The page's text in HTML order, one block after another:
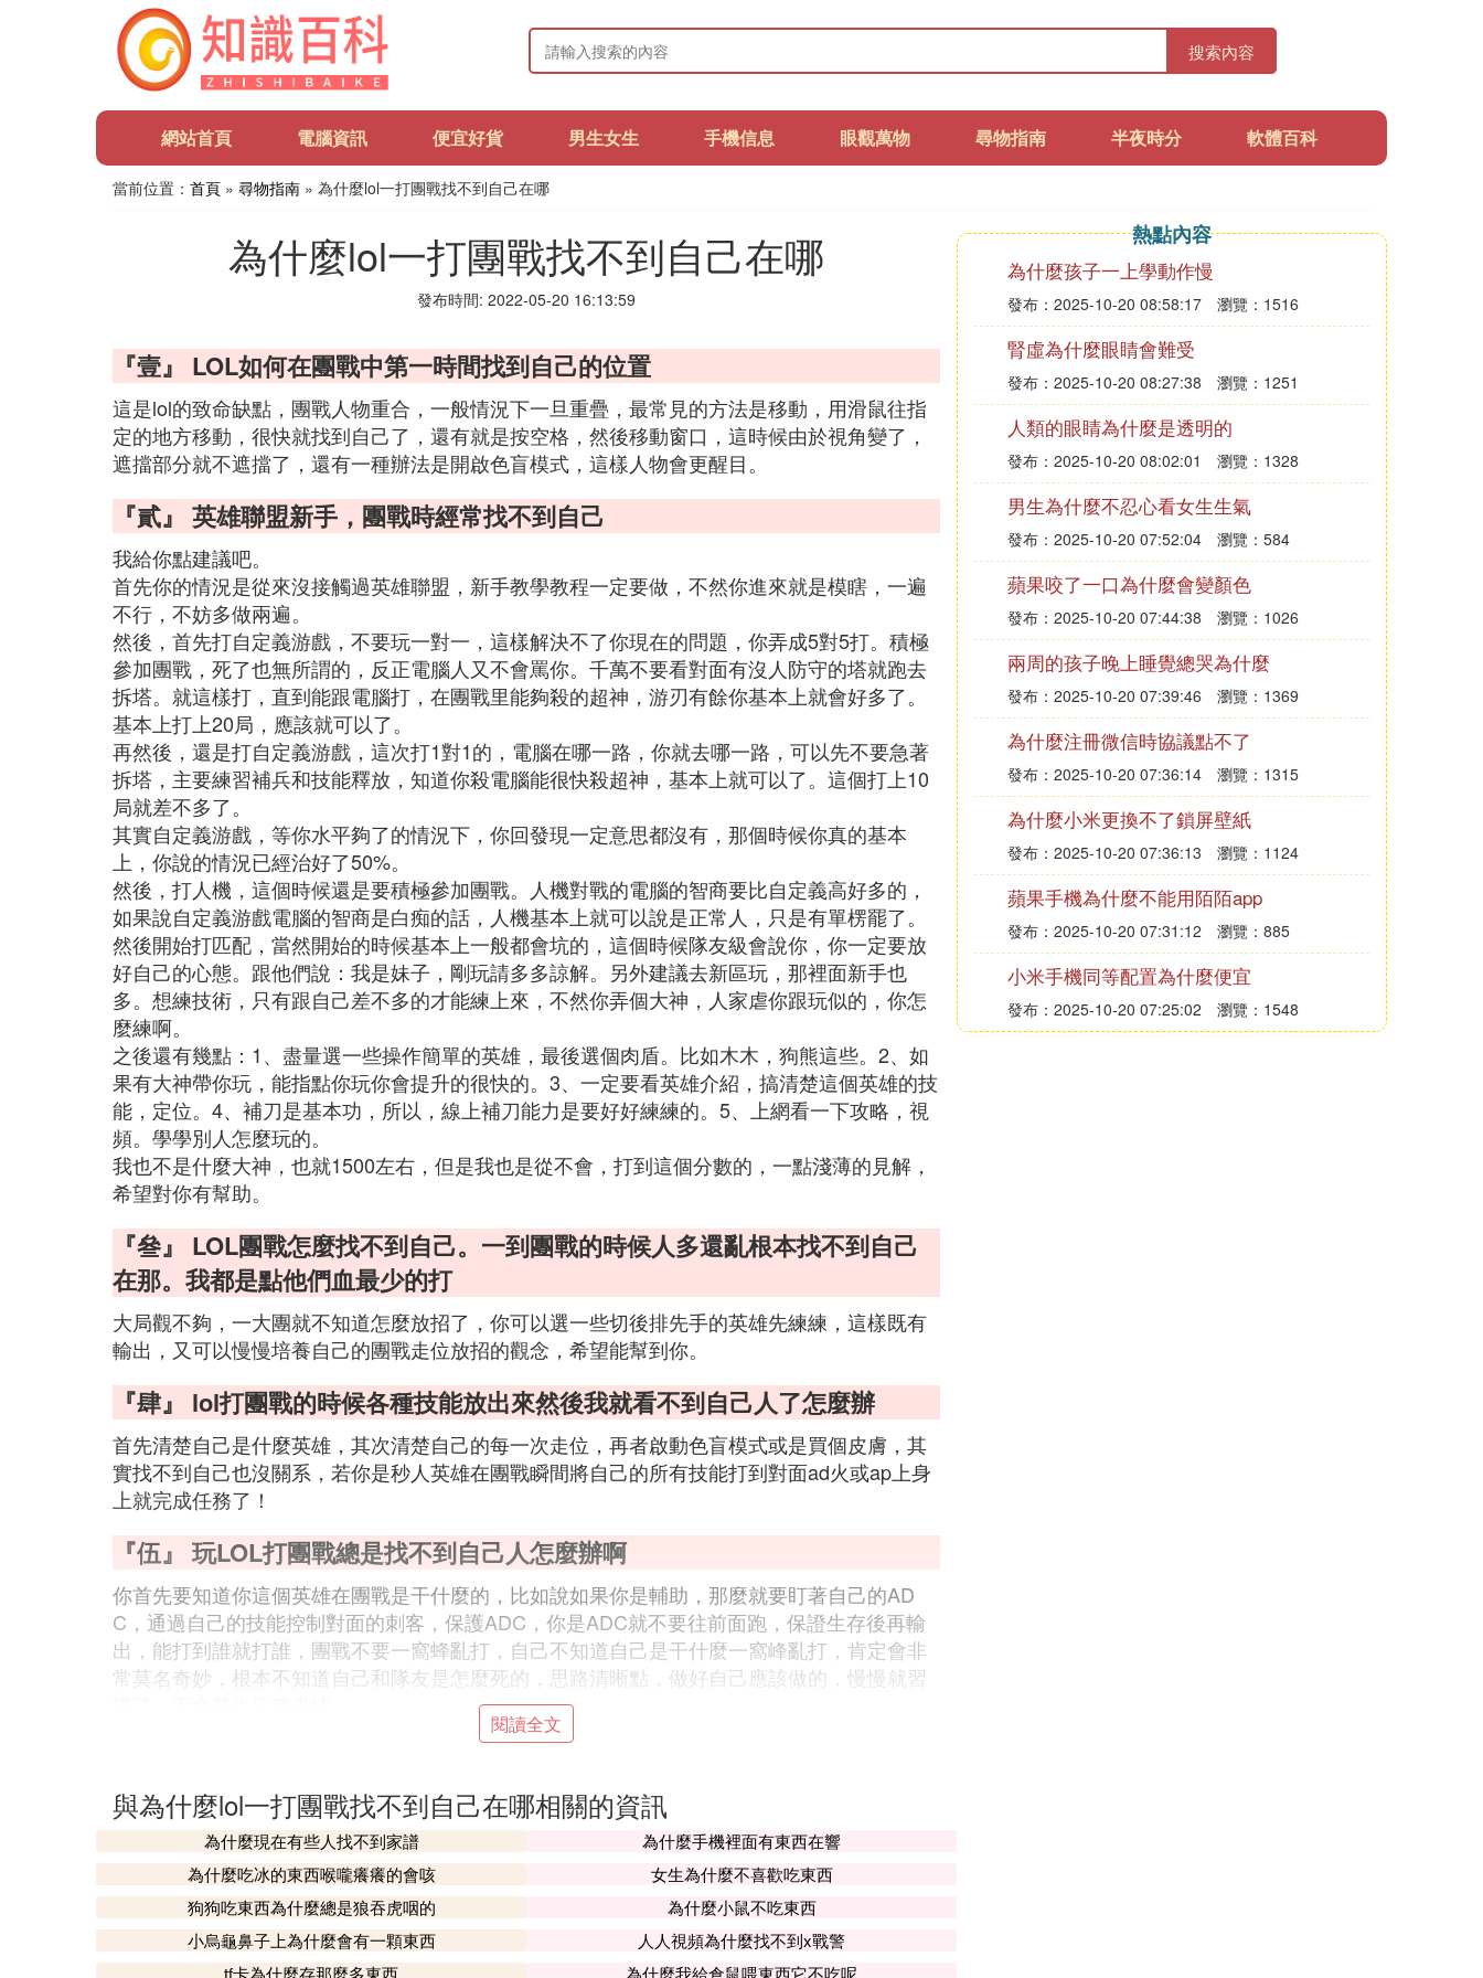
搜索內容
網站首頁 電腦資訊 便宜好貨 男生女生 手機信息 眼觀萬物 尋物指南 半夜時分 軟體百科
當前位置： 首頁 » 尋物指南 » 為什麼lol一打團戰找不到自己在哪
為什麼lol一打團戰找不到自己在哪
發布時間: 2022-05-20 16:13:59
『壹』 LOL如何在團戰中第一時間找到自己的位置
這是lol的致命缺點，團戰人物重合，一般情況下一旦重疊，最常見的方法是移動，用滑鼠往指
定的地方移動，很快就找到自己了，還有就是按空格，然後移動窗口，這時候由於視角變了，
遮擋部分就不遮擋了，還有一種辦法是開啟色盲模式，這樣人物會更醒目。
『貳』 英雄聯盟新手，團戰時經常找不到自己
我給你點建議吧。
首先你的情況是從來沒接觸過英雄聯盟，新手教學教程一定要做，不然你進來就是模瞎，一遍
不行，不妨多做兩遍。
然後，首先打自定義游戲，不要玩一對一，這樣解決不了你現在的問題，你弄成5對5打。積極
參加團戰，死了也無所謂的，反正電腦人又不會罵你。千萬不要看對面有沒人防守的塔就跑去
拆塔。就這樣打，直到能跟電腦打，在團戰里能夠殺的超神，游刃有餘你基本上就會好多了。
基本上打上20局，應該就可以了。
再然後，還是打自定義游戲，這次打1對1的，電腦在哪一路，你就去哪一路，可以先不要急著
拆塔，主要練習補兵和技能釋放，知道你殺電腦能很快殺超神，基本上就可以了。這個打上10
局就差不多了。
其實自定義游戲，等你水平夠了的情況下，你回發現一定意思都沒有，那個時候你真的基本
上，你說的情況已經治好了50%。
然後，打人機，這個時候還是要積極參加團戰。人機對戰的電腦的智商要比自定義高好多的，
如果說自定義游戲電腦的智商是白痴的話，人機基本上就可以說是正常人，只是有單楞罷了。
然後開始打匹配，當然開始的時候基本上一般都會坑的，這個時候隊友級會說你，你一定要放
好自己的心態。跟他們說：我是妹子，剛玩請多多諒解。另外建議去新區玩，那裡面新手也
多。想練技術，只有跟自己差不多的才能練上來，不然你弄個大神，人家虐你跟玩似的，你怎
麼練啊。
之後還有幾點：1、盡量選一些操作簡單的英雄，最後選個肉盾。比如木木，狗熊這些。2、如
果有大神帶你玩，能指點你玩你會提升的很快的。3、一定要看英雄介紹，搞清楚這個英雄的技
能，定位。4、補刀是基本功，所以，線上補刀能力是要好好練練的。5、上網看一下攻略，視
頻。學學別人怎麼玩的。
我也不是什麼大神，也就1500左右，但是我也是從不會，打到這個分數的，一點淺薄的見解，
希望對你有幫助。
『叄』 LOL團戰怎麼找不到自己。一到團戰的時候人多還亂根本找不到自己
在那。我都是點他們血最少的打
大局觀不夠，一大團就不知道怎麼放招了，你可以選一些切後排先手的英雄先練練，這樣既有
輸出，又可以慢慢培養自己的團戰走位放招的觀念，希望能幫到你。
『肆』 lol打團戰的時候各種技能放出來然後我就看不到自己人了怎麼辦
首先清楚自己是什麼英雄，其次清楚自己的每一次走位，再者啟動色盲模式或是買個皮膚，其
實找不到自己也沒關系，若你是秒人英雄在團戰瞬間將自己的所有技能打到對面ad火或ap上身
上就完成任務了！
『伍』 玩LOL打團戰總是找不到自己人怎麼辦啊
你首先要知道你這個英雄在團戰是干什麼的，比如說如果你是輔助，那麼就要盯著自己的AD
C，通過自己的技能控制對面的刺客，保護ADC，你是ADC就不要往前面跑，保證生存後再輸
出，能打到誰就打誰，團戰不要一窩蜂亂打，自己不知道自己是干什麼一窩峰亂打，肯定會非
常莫名奇妙，根本不知道自己和隊友是怎麼死的，思路清晰點，做好自己應該做的，慢慢就習
你可以這樣試試，下次打團的時候只盯著你自己，別的不用管，盯著你自己是很重要的，尤其
是C位
『柒』 LOL打團就懵 感覺啥都不知道 連自己在哪都不知道 有時候還會以為別
人是自己然後亂丟技能 怎麼辦
新手就做好自己，不用總是去顧到別人，那樣很容易死。別一開團就沖上去，讓adc打先，有技
閱讀全文
與為什麼lol一打團戰找不到自己在哪相關的資訊
為什麼現在有些人找不到家譜
為什麼手機裡面有東西在響
為什麼吃冰的東西喉嚨癢癢的會咳
女生為什麼不喜歡吃東西
狗狗吃東西為什麼總是狼吞虎咽的
為什麼小鼠不吃東西
小烏龜鼻子上為什麼會有一顆東西
人人視頻為什麼找不到x戰警
tf卡為什麼存那麼多東西
為什麼我給倉鼠喂東西它不吃呢
熱點內容
為什麼孩子一上學動作慢
發布：2025-10-20 08:58:17 瀏覽：1516
腎虛為什麼眼睛會難受
發布：2025-10-20 08:27:38 瀏覽：1251
人類的眼睛為什麼是透明的
發布：2025-10-20 08:02:01 瀏覽：1328
男生為什麼不忍心看女生生氣
發布：2025-10-20 07:52:04 瀏覽：584
蘋果咬了一口為什麼會變顏色
發布：2025-10-20 07:44:38 瀏覽：1026
兩周的孩子晚上睡覺總哭為什麼
發布：2025-10-20 07:39:46 瀏覽：1369
為什麼注冊微信時協議點不了
發布：2025-10-20 07:36:14 瀏覽：1315
為什麼小米更換不了鎖屏壁紙
發布：2025-10-20 07:36:13 瀏覽：1124
蘋果手機為什麼不能用陌陌app
發布：2025-10-20 07:31:12 瀏覽：885
小米手機同等配置為什麼便宜
發布：2025-10-20 07:25:02 瀏覽：1548